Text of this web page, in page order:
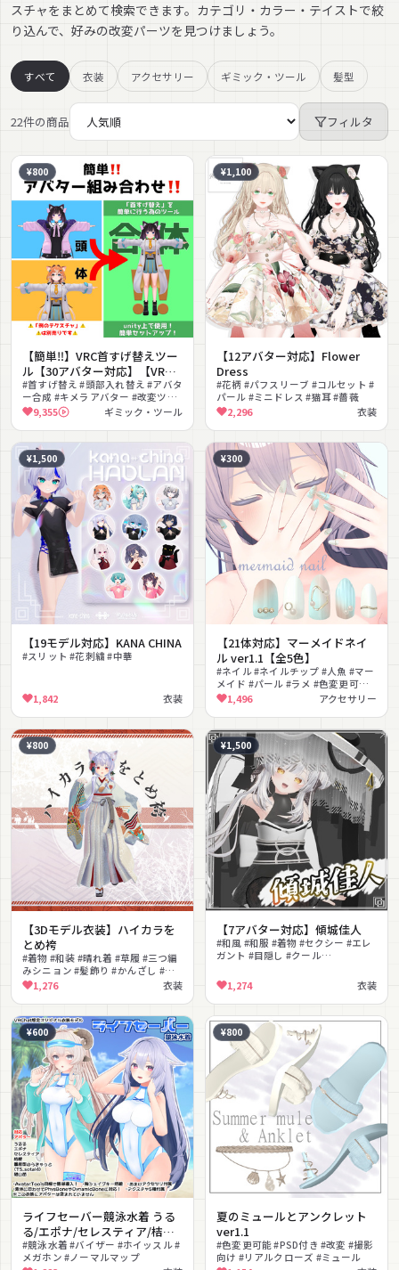
スチャをまとめて検索できます。カテゴリ・カラー・テイストで絞
り込んで、好みの改変パーツを見つけましょう。
すべて 衣装 アクセサリー ギミック・ツール 髪型
22件の商品 フィルタ
¥800
【簡単‼️】VRC首すげ替えツー
ル【30アバター対応】【VRC
Head Replacing Tool】
#首すげ替え #頭部入れ替え #アバタ
ー合成 #キメラアバター #改変ツー
ル #エディタ拡張 #ドラッグアンド
ドロップ #改変初心者向け #アバタ
ー組み合わせ
9,355 ギミック・ツール
¥1,100
【12アバター対応】Flower
Dress
#花柄 #パフスリーブ #コルセット #
パール #ミニドレス #猫耳 #薔薇
2,296 衣装
¥1,500
【19モデル対応】KANA CHINA
#スリット #花刺繍 #中華
1,842 衣装
¥300
【21体対応】マーメイドネイ
ル ver1.1【全5色】
#ネイル #ネイルチップ #人魚 #マー
メイド #パール #ラメ #色変更可能 #
上品 #ジェルネイル
1,496 アクセサリー
¥800
【3Dモデル衣装】ハイカラを
とめ袴
#着物 #和装 #晴れ着 #草履 #三つ編
みシニョン #髪飾り #かんざし #和
風 #凛々しい #上品
1,276 衣装
¥1,500
【7アバター対応】傾城佳人
#和風 #和服 #着物 #セクシー #エレ
ガント #目隠し #クール
#lilToon対応
1,274 衣装
¥600
ライフセーバー競泳水着 うる
る/エポナ/セレスティア/桔梗/
量産型のらきゃっと/猫山苗
#競泳水着 #バイザー #ホイッスル #
メガホン #ノーマルマップ
¥800
夏のミュールとアンクレット
ver1.1
#色変更可能 #PSD付き #改変 #撮影
向け #リアルクローズ #ミュール